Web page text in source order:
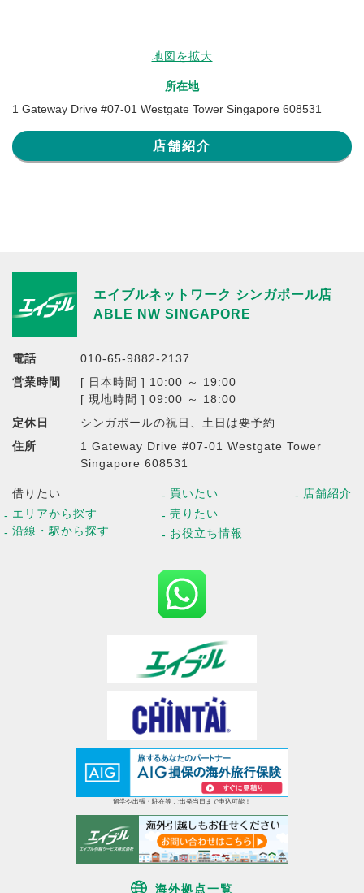
地図を拡大
所在地
1 Gateway Drive #07-01 Westgate Tower Singapore 608531
店舗紹介
エイブルネットワーク シンガポール店
ABLE NW SINGAPORE
電話
010-65-9882-2137
営業時間
[ 日本時間 ] 10:00 ～ 19:00
[ 現地時間 ] 09:00 ～ 18:00
定休日
シンガポールの祝日、土日は要予約
住所
1 Gateway Drive #07-01 Westgate Tower
Singapore 608531
借りたい
エリアから探す
沿線・駅から探す
買いたい
売りたい
お役立ち情報
店舗紹介
留学や出張・駐在等 ご出発当日まで申込可能！
海外拠点一覧